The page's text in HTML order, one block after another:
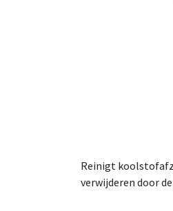
Reinigt
verwijderen door